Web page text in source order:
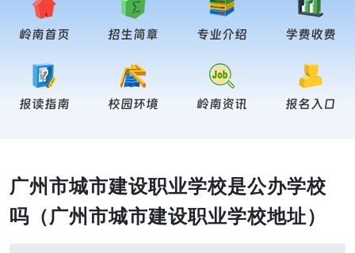
岭南首页 招生简章 专业介绍 学费收费
报读指南 校园环境 岭南资讯 报名入口
广州市城市建设职业学校是公办学校
吗（广州市城市建设职业学校地址）